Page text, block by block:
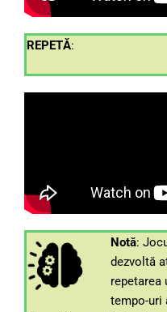
REPETĂ:
Notă:
dezvoltă
tempo-uri